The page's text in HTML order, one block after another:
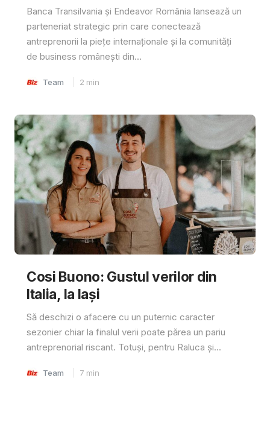
Banca Transilvania și Endeavor România lansează un
parteneriat strategic prin care conectează
antreprenorii la piețe internaționale și la comunități
de business românești din...
Team 2 min
Cosi Buono: Gustul verilor din
Italia, la Iași
Să deschizi o afacere cu un puternic caracter
sezonier chiar la finalul verii poate părea un pariu
antreprenorial riscant. Totuși, pentru Raluca și...
Team 7 min